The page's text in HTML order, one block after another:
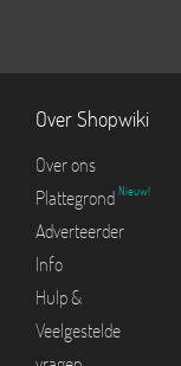
Over Shopwiki
Over ons
Plattegrond Nieuw!
Adverteerder
Info
Hulp &
Veelgestelde